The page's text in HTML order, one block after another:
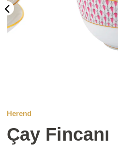
Herend
Çay Fincanı